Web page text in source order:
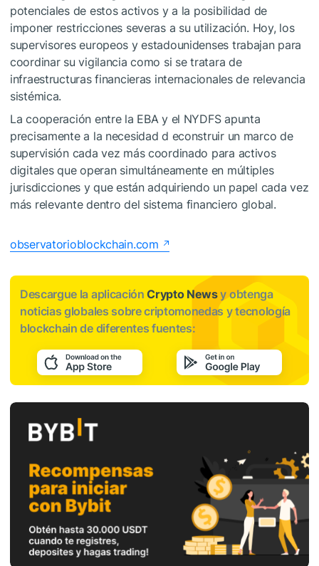
potenciales de estos activos y a la posibilidad de
imponer restricciones severas a su utilización. Hoy, los
supervisores europeos y estadounidenses trabajan para
coordinar su vigilancia como si se tratara de
infraestructuras financieras internacionales de relevancia
sistémica.
La cooperación entre la EBA y el NYDFS apunta
precisamente a la necesidad d econstruir un marco de
supervisión cada vez más coordinado para activos
digitales que operan simultáneamente en múltiples
jurisdicciones y que están adquiriendo un papel cada vez
más relevante dentro del sistema financiero global.
observatorioblockchain.com
Descargue la aplicaciónCrypto Newsy obtenga
noticias globales sobre criptomonedas y tecnología
blockchain de diferentes fuentes: